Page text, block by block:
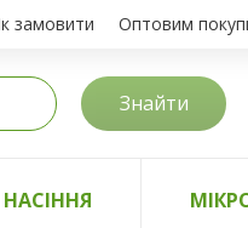
замовити Оптовим
Знайти
НАСІННЯ